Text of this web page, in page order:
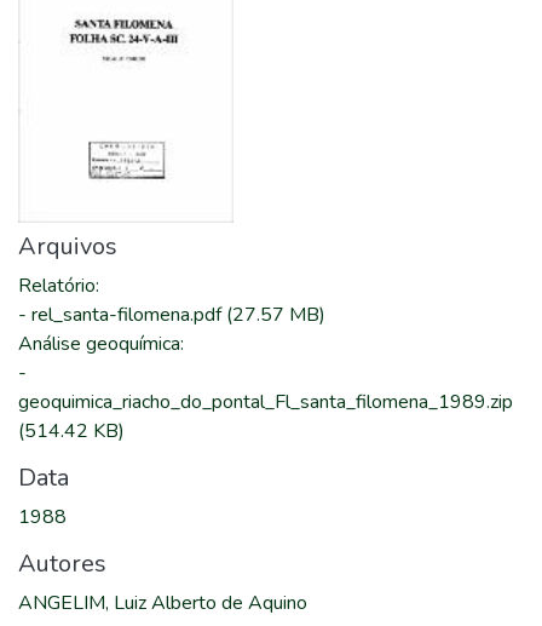
Arquivos
Relatório:
- rel_santa-filomena.pdf(27.57 MB)
Análise geoquímica:
-
geoquimica_riacho_do_pontal_Fl_santa_filomena_1989.zip
(514.42 KB)
Data
1988
Autores
ANGELIM, Luiz Alberto de Aquino